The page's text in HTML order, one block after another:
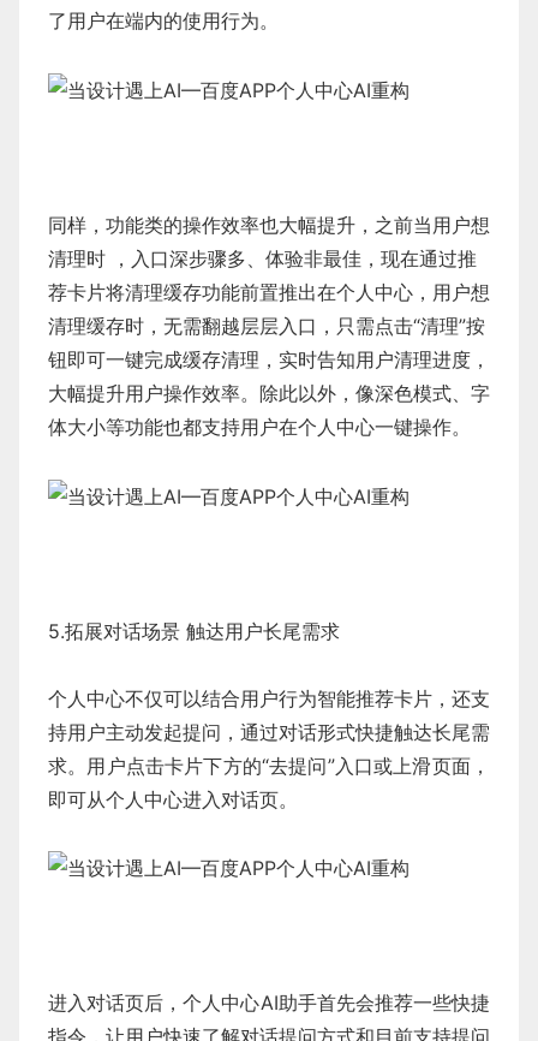
了用户在端内的使用行为。
同样，功能类的操作效率也大幅提升，之前当用户想
清理时 ，入口深步骤多、体验非最佳，现在通过推
荐卡片将清理缓存功能前置推出在个人中心，用户想
清理缓存时，无需翻越层层入口，只需点击“清理”按
钮即可一键完成缓存清理，实时告知用户清理进度，
大幅提升用户操作效率。除此以外，像深色模式、字
体大小等功能也都支持用户在个人中心一键操作。
5.拓展对话场景 触达用户长尾需求
个人中心不仅可以结合用户行为智能推荐卡片，还支
持用户主动发起提问，通过对话形式快捷触达长尾需
求。用户点击卡片下方的“去提问”入口或上滑页面，
即可从个人中心进入对话页。
进入对话页后，个人中心AI助手首先会推荐一些快捷